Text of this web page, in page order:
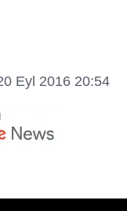
Eyl 2016 20:54